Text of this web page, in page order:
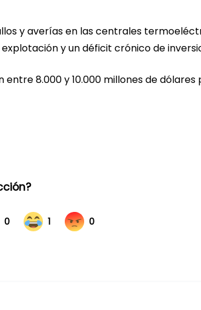
y averías en las centrales
y un déficit crónico de
8.000 y 10.000 millones de dólares